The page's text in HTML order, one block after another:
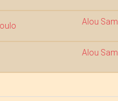
Alou Sam
Alou Sam